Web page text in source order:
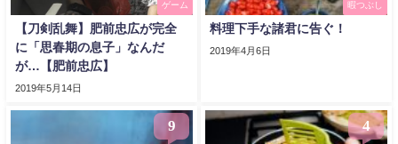
ゲーム
【刀剣乱舞】肥前忠広が完全
に「思春期の息子」なんだ
が…【肥前忠広】
2019年5月14日
暇つぶし
料理下手な諸君に告ぐ！
2019年4月6日
9 4